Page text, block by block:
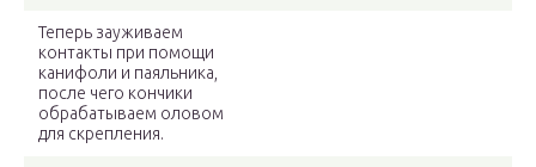
Теперь зауживаем
контакты при помощи
канифоли и паяльника,
после чего кончики
обрабатываем оловом
для cкрепления.